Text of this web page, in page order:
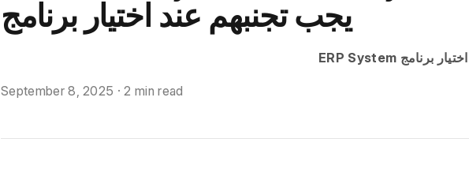
يجب تجنبهم عند اختيار برنامج
September 8, 2025 ·2 min read